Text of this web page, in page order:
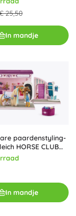
25,50
In mandje
paardenstyling-
HORSE CLUB
In mandje